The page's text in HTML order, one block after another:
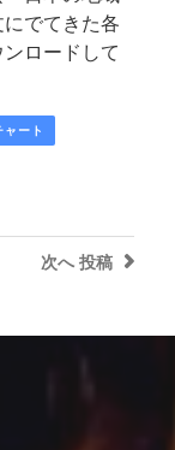
でてきた各
ロードして
ート
次へ 投稿